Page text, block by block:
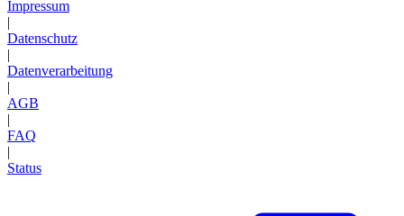
Impressum
|
Datenschutz
|
Datenverarbeitung
|
AGB
|
FAQ
|
Status